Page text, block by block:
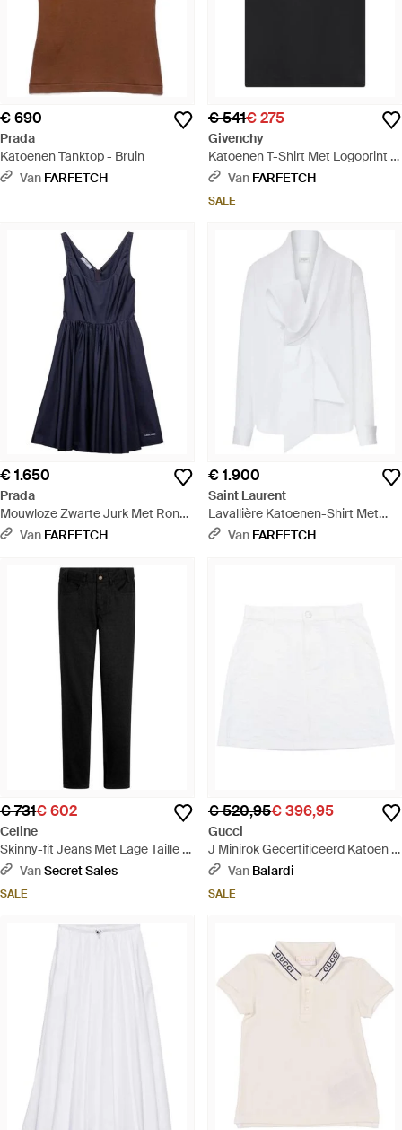
€ 690
Prada
Katoenen Tanktop - Bruin
Van FARFETCH
€ 541€ 275
Givenchy
Katoenen T-Shirt Met Logoprint -
Zwart
Van FARFETCH
SALE
€ 1.650
Prada
Mouwloze Zwarte Jurk Met Ronde
Hals - Blauw
Van FARFETCH
€ 1.900
Saint Laurent
Lavallière Katoenen-Shirt Met
Strikdetail - Wit
Van FARFETCH
€ 731€ 602
Celine
Skinny-fit Jeans Met Lage Taille -
Zwart
VanSecret Sales
SALE
€ 520,95€ 396,95
Gucci
J Minirok Gecertificeerd Katoen -
Wit Van Balardi
SALE